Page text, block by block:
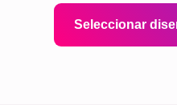
Seleccionar